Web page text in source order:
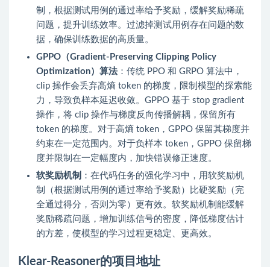
制，根据测试用例的通过率给予奖励，缓解奖励稀疏
问题，提升训练效率。过滤掉测试用例存在问题的数
据，确保训练数据的高质量。
GPPO（Gradient-Preserving Clipping Policy
Optimization）算法：传统 PPO 和 GRPO 算法中，
clip 操作会丢弃高熵 token 的梯度，限制模型的探索能
力，导致负样本延迟收敛。GPPO 基于 stop gradient
操作，将 clip 操作与梯度反向传播解耦，保留所有
token 的梯度。对于高熵 token，GPPO 保留其梯度并
约束在一定范围内。对于负样本 token，GPPO 保留梯
度并限制在一定幅度内，加快错误修正速度。
软奖励机制 ：在代码任务的强化学习中，用软奖励机
制（根据测试用例的通过率给予奖励）比硬奖励（完
全通过得分，否则为零）更有效。软奖励机制能缓解
奖励稀疏问题，增加训练信号的密度，降低梯度估计
的方差，使模型的学习过程更稳定、更高效。
Klear-Reasoner的项目地址